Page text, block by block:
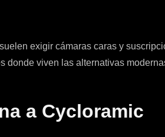
exigir cámaras caras y
viven las alternativas
a Cycloramic